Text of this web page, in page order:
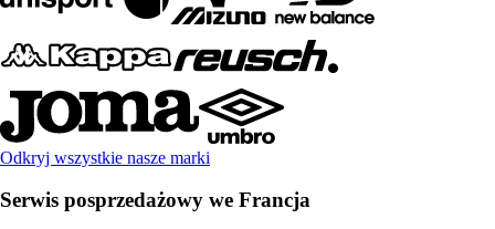
Odkryj wszystkie nasze marki
Serwis posprzedażowy we Francja